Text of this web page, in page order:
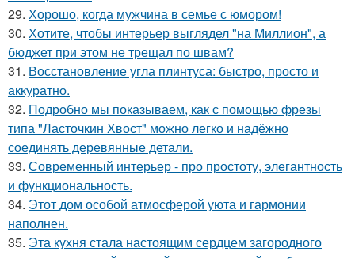
29. Хорошо, когда мужчина в семье с юмором!
30. Хотите, чтобы интерьер выглядел "на Миллион", а
бюджет при этом не трещал по швам?
31. Восстановление угла плинтуса: быстро, просто и
аккуратно.
32. Подробно мы показываем, как с помощью фрезы
типа "Ласточкин Хвост" можно легко и надёжно
соединять деревянные детали.
33. Современный интерьер - про простоту, элегантность
и функциональность.
34. Этот дом особой атмосферой уюта и гармонии
наполнен.
35. Эта кухня стала настоящим сердцем загородного